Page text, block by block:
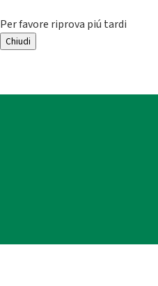
Per favore riprova piú tardi
Chiudi